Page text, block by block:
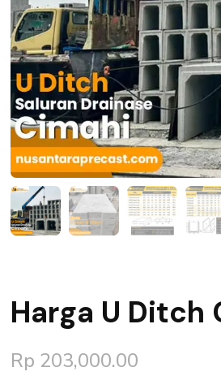
Harga U Ditch
Rp 203,000.00